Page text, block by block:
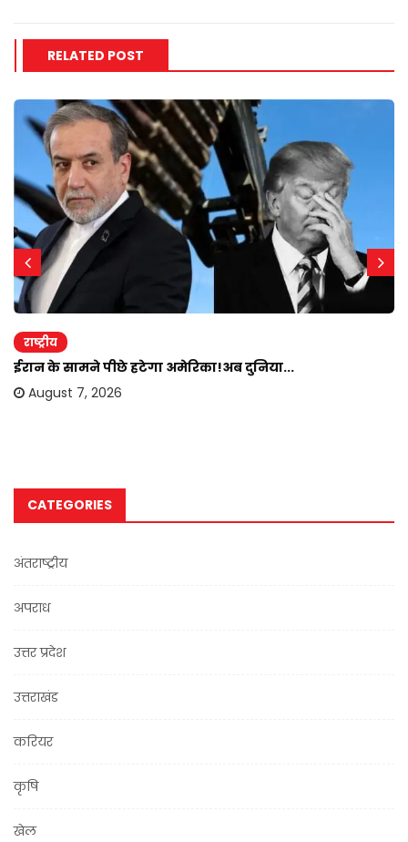
RELATED POST
राष्ट्रीय
ईरान के सामने पीछे हटेगा अमेरिका!अब दुनिया...
August 7, 2026
CATEGORIES
अंतराष्ट्रीय
अपराध
उत्तर प्रदेश
उत्तराखंड
करियर
कृषि
खेल